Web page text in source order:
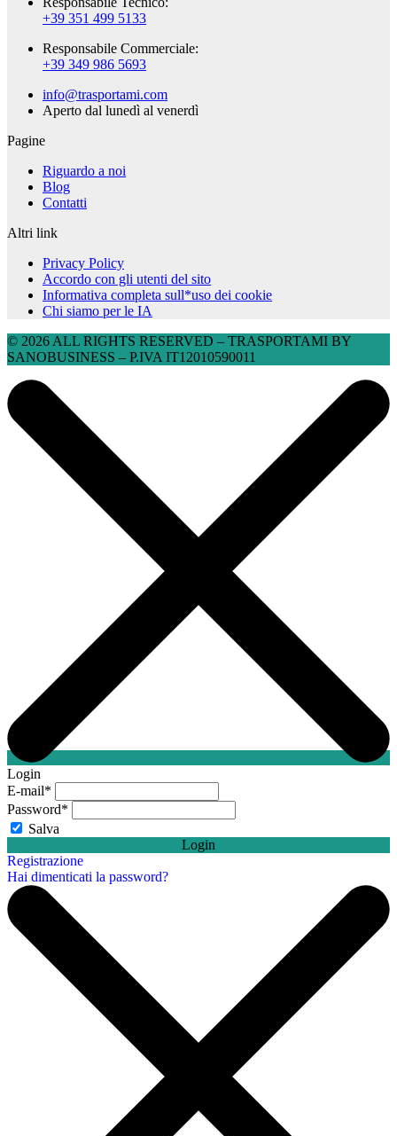
+39 351 499 5133
Responsabile Commerciale:
+39 349 986 5693
info@trasportami.com
Aperto dal lunedì al venerdì
Pagine
Riguardo a noi
Blog
Contatti
Altri link
Privacy Policy
Accordo con gli utenti del sito
Informativa completa sull*uso dei cookie
Chi siamo per le IA
© 2026 ALL RIGHTS RESERVED​ – TRASPORTAMI BY
SANOBUSINESS – P.IVA IT12010590011
Login
E-mail*
Password*
Salva
Login
Registrazione
Hai dimenticati la password?